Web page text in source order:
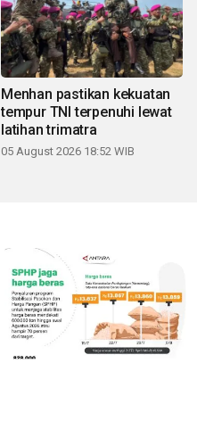
Menhan pastikan kekuatan
tempur TNI terpenuhi lewat
latihan trimatra
05 August 2026 18:52 WIB